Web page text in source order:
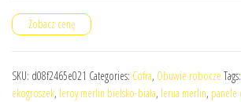
Zobacz cenę
SKU: d08f2465e021 Categories: Cofra, Obuwie robocze Tags:
ekogroszek, leroy merlin bielsko-biała, lerua merlin, panele